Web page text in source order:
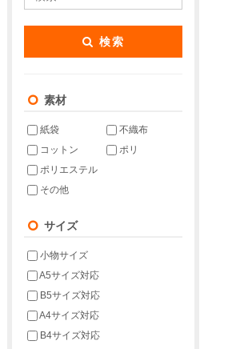
検索
素材
紙袋
不織布
コットン
ポリ
ポリエステル
その他
サイズ
小物サイズ
A5サイズ対応
B5サイズ対応
A4サイズ対応
B4サイズ対応